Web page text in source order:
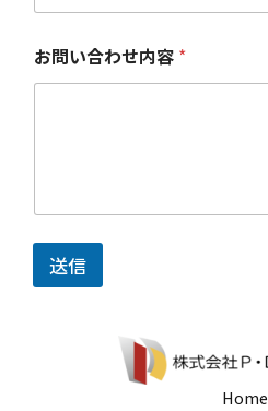
お問い合わせ内容 *
送信
Home